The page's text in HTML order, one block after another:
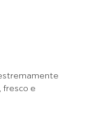
fresco e